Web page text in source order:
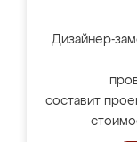
Дизайнер-
составит